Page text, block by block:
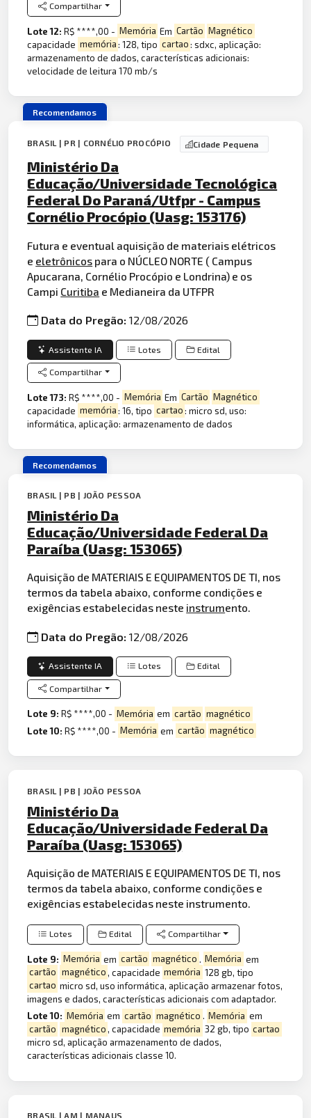
Compartilhar
Lote 12:R$ ****,00 - Memória Em Cartão
Magnético
capacidade memória: 128, tipo cartao: sdxc, aplicação:
armazenamento de dados, características adicionais:
velocidade de leitura 170 mb/s
Recomendamos
BRASIL | PR | CORNÉLIO PROCÓPIO Cidade Pequena
Ministério Da
Educação/Universidade Tecnológica
Federal Do Paraná/Utfpr - Campus
Cornélio Procópio (Uasg: 153176)
Futura e eventual aquisição de materiais elétricos
e eletrônicos para o NÚCLEO NORTE ( Campus
Apucarana, Cornélio Procópio e Londrina) e os
Campi Curitiba e Medianeira da UTFPR
Data do Pregão:12/08/2026
Assistente IA Lotes Edital
Compartilhar
Lote 173:R$ ****,00 - Memória Em Cartão
Magnético
capacidade memória: 16, tipo cartao: micro sd, uso:
informática, aplicação: armazenamento de dados
Recomendamos
BRASIL | PB | JOÃO PESSOA
Ministério Da
Educação/Universidade Federal Da
Paraíba (Uasg: 153065)
Aquisição de MATERIAIS E EQUIPAMENTOS DE TI, nos
termos da tabela abaixo, conforme condições e
exigências estabelecidas neste instrumento.
Data do Pregão:12/08/2026
Assistente IA Lotes Edital
Compartilhar
Lote 9:R$ ****,00 - Memória em cartão magnético
Lote 10:R$ ****,00 - Memória em cartão magnético
BRASIL | PB | JOÃO PESSOA
Ministério Da
Educação/Universidade Federal Da
Paraíba (Uasg: 153065)
Aquisição de MATERIAIS E EQUIPAMENTOS DE TI, nos
termos da tabela abaixo, conforme condições e
exigências estabelecidas neste instrumento.
Lotes Edital Compartilhar
Lote 9: Memória em cartão magnético . Memória em
cartão magnético, capacidade memória 128 gb, tipo
cartao micro sd, uso informática, aplicação armazenar fotos,
imagens e dados, características adicionais com adaptador.
Lote 10: Memória em cartão magnético . Memória em
cartão magnético, capacidade memória 32 gb, tipo cartao
micro sd, aplicação armazenamento de dados,
características adicionais classe 10.
BRASIL | AM | MANAUS